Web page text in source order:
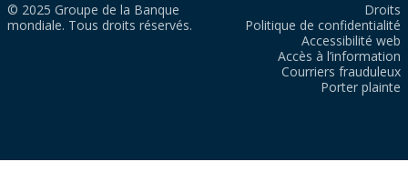
© 2025 Groupe de la Banque
mondiale. Tous droits réservés.
Droits
Politique de confidentialité
Accessibilité web
Accès à l’information
Courriers frauduleux
Porter plainte